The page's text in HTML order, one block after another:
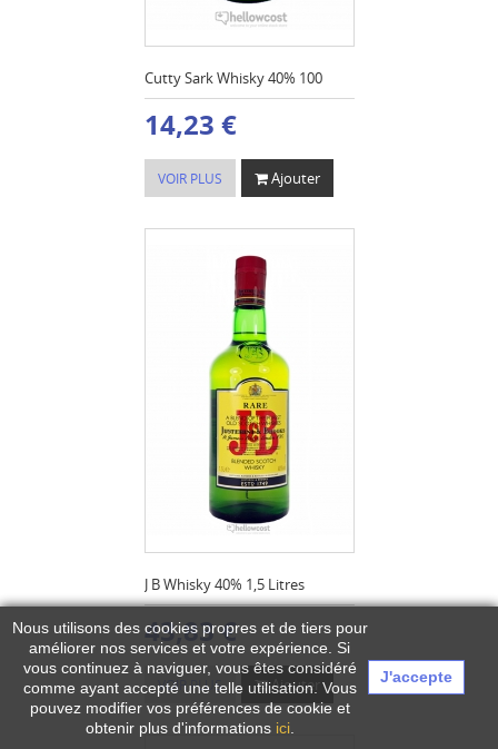
Cutty Sark Whisky 40% 100
14,23 €
VOIR PLUS Ajouter
J B Whisky 40% 1,5 Litres
43,83 €
VOIR PLUS Ajouter
Nous utilisons des cookies propres et de tiers pour
améliorer nos services et votre expérience. Si
vous continuez à naviguer, vous êtes considéré
comme ayant accepté une telle utilisation. Vous
pouvez modifier vos préférences de cookie et
obtenir plus d'informations ici.
J'accepte